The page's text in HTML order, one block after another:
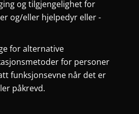
og tilgjengelighet for
og/eller hjelpedyr eller -
for alternative
for personer
funksjonsevne når det er
påkrevd.